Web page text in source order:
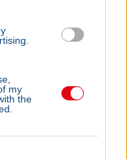
my
the
21-en
visszatértek